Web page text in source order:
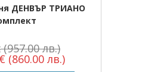
ДЕНВЪР ТРИАНО
(957.00 лв.)
€ (860.00 лв.)